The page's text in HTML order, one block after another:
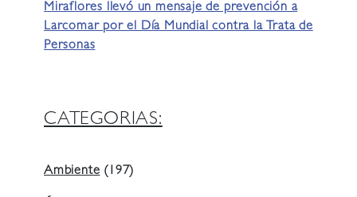
Miraflores llevó un mensaje de prevención a
Larcomar por el Día Mundial contra la Trata de
Personas
CATEGORIAS:
Ambiente (197)